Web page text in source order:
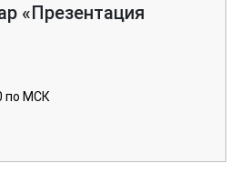
«Презентация
по МСК